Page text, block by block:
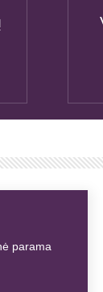
parama